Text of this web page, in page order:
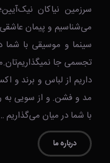
سرزمین نیاکان
می‌شناسیم و پیمان عاشقی
سینما و موسیقی با شما
تجسمی جا
داریم از لباس و برند و
مد و فشن. و از سویی به
با شما در میان می‌گذاریم
درباره ما